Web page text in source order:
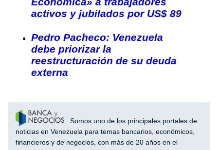
activos y jubilados por US$ 89
Pedro Pacheco: Venezuela
debe priorizar la
reestructuración de su deuda
externa
Somos uno de los principales portales de
noticias en Venezuela para temas bancarios, económicos,
financieros y de negocios, con más de 20 años en el